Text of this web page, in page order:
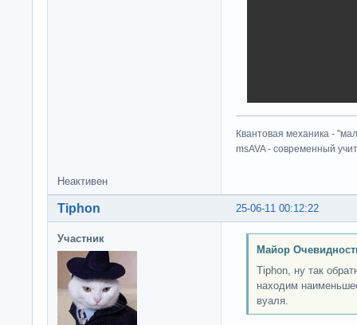
            }
        }
static
//
            {
Квантовая механика -
msAVA - современный
Неактивен
25-06-11 00:12:22
Tiphon
Участник
Майор
Tiphon, ну так
находим
вуаля.